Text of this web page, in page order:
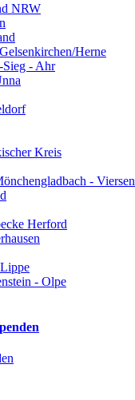
NRW
Herne
- Ahr
Kreis
- Viersen
Herford
- Olpe